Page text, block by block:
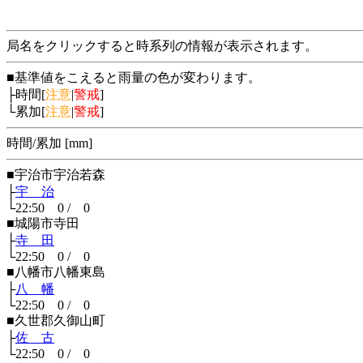
局名をクリックすると時系列の情報が表示されます。
■基準値をこえると雨量の色が変わります。
├時間[注意|警戒]
└累加[注意|警戒]
時間/累加 [mm]
■宇治市宇治若森
├宇 治
└22:50 0 / 0
■城陽市寺田
├寺 田
└22:50 0 / 0
■八幡市八幡東島
├八 幡
└22:50 0 / 0
■久世郡久御山町
├佐 古
└22:50 0 / 0